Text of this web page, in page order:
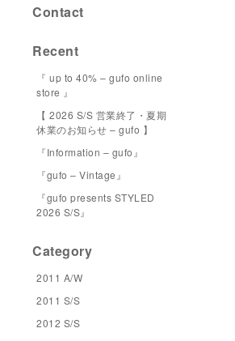
Contact
Recent
『 up to 40% – gufo online
store 』
【 2026 S/S 営業終了・夏期
休業のお知らせ – gufo 】
『Information – gufo』
『gufo – Vintage』
『gufo presents STYLED
2026 S/S』
Category
2011 A/W
2011 S/S
2012 S/S